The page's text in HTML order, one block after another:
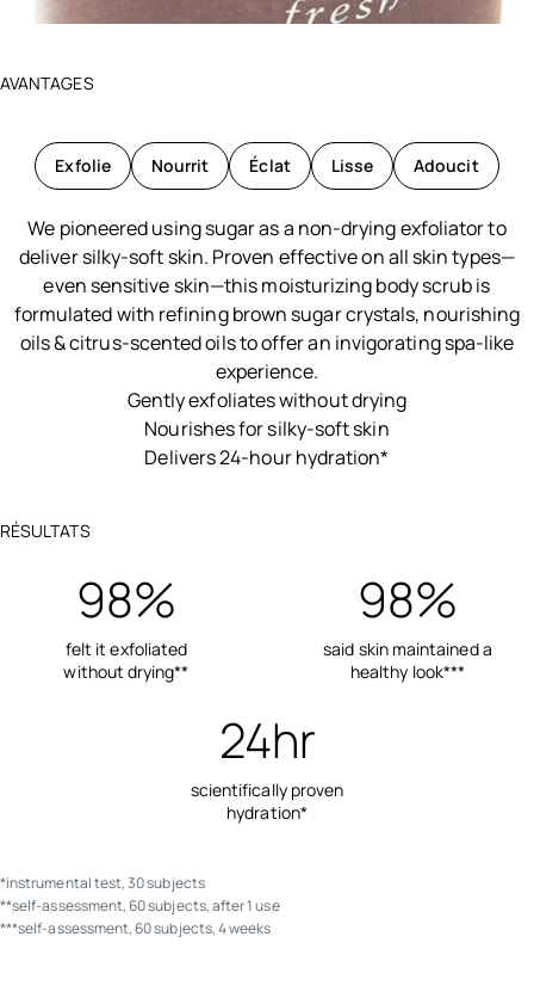
AVANTAGES
Exfolie Nourrit Éclat Lisse Adoucit
We pioneered using sugar as a non-drying exfoliator to
deliver silky-soft skin. Proven effective on all skin types—
even sensitive skin—this moisturizing body scrub is
formulated with refining brown sugar crystals, nourishing
oils & citrus-scented oils to offer an invigorating spa-like
experience.
Gently exfoliates without drying
Nourishes for silky-soft skin
Delivers 24-hour hydration*
RÉSULTATS
98%
felt it exfoliated
without drying**
98%
said skin maintained a
healthy look***
24hr
scientifically proven
hydration*
*instrumental test, 30 subjects
**self-assessment, 60 subjects, after 1 use
***self-assessment, 60 subjects, 4 weeks